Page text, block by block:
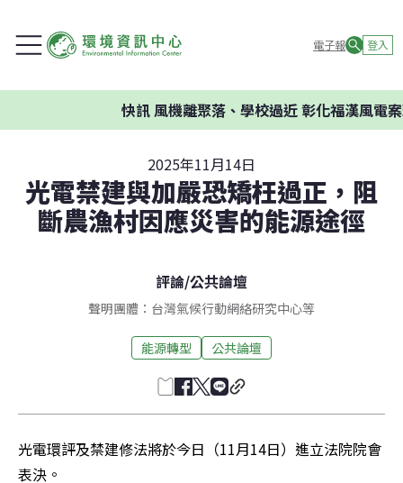
電子報 登入
快訊風機離聚落、學校過近 彰化福漢風電案
2025年11月14日
光電禁建與加嚴恐矯枉過正，阻
斷農漁村因應災害的能源途徑
評論/公共論壇
聲明團體：台灣氣候行動網絡研究中心等
能源轉型 公共論壇
光電環評及禁建修法將於今日（11月14日）進立法院院會
表決。